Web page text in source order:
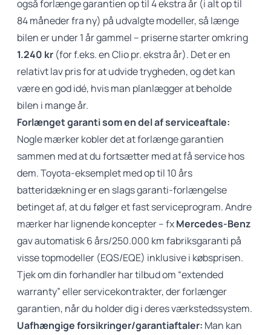
også forlænge garantien op til 4 ekstra år (i alt op til
84 måneder fra ny) på udvalgte modeller, så længe
bilen er under 1 år gammel – priserne starter omkring
1.240 kr (for f.eks. en Clio pr. ekstra år). Det er en
relativt lav pris for at udvide trygheden, og det kan
være en god idé, hvis man planlægger at beholde
bilen i mange år.
Forlænget garanti som en del af serviceaftale:
Nogle mærker kobler det at forlænge garantien
sammen med at du fortsætter med at få service hos
dem. Toyota-eksemplet med op til 10 års
batteridækning er en slags garanti-forlængelse
betinget af, at du følger et fast serviceprogram. Andre
mærker har lignende koncepter – fxMercedes-Benz
gav automatisk 6 års/250.000 km fabriksgaranti på
visse topmodeller (EQS/EQE) inklusive i købsprisen.
Tjek om din forhandler har tilbud om “extended
warranty” eller servicekontrakter, der forlænger
garantien, når du holder dig i deres værkstedssystem.
Uafhængige forsikringer/garantiaftaler: Man kan